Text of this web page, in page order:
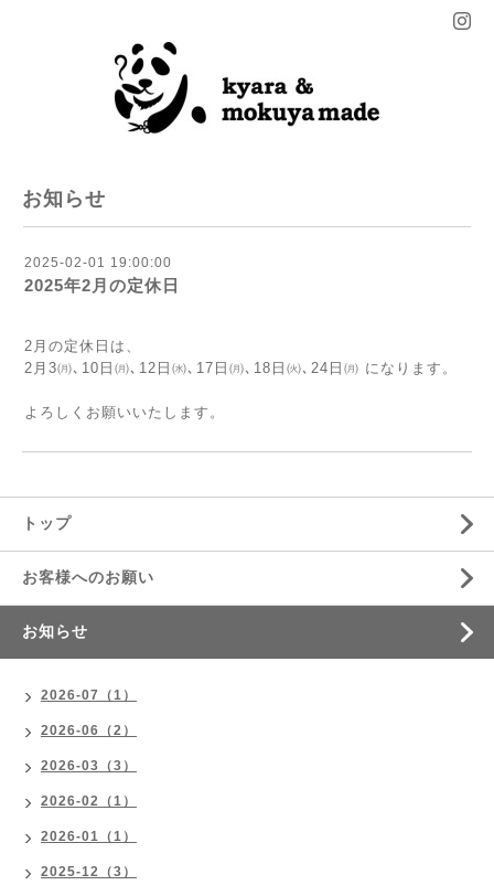
お知らせ
2025-02-01 19:00:00
2025年2月の定休日
2月の定休日は、
2月3㈪､10日㈪､12日㈬､17日㈪､18日㈫､24日㈪ になります。
よろしくお願いいたします。
トップ
お客様へのお願い
お知らせ
2026-07（1）
2026-06（2）
2026-03（3）
2026-02（1）
2026-01（1）
2025-12（3）